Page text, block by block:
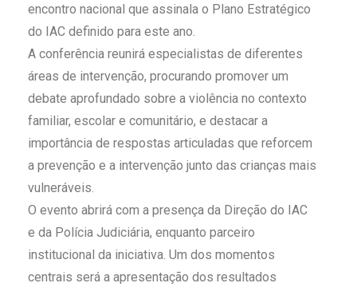
encontro nacional que assinala o Plano Estratégico
do IAC definido para este ano.
A conferência reunirá especialistas de diferentes
áreas de intervenção, procurando promover um
debate aprofundado sobre a violência no contexto
familiar, escolar e comunitário, e destacar a
importância de respostas articuladas que reforcem
a prevenção e a intervenção junto das crianças mais
vulneráveis.
O evento abrirá com a presença da Direção do IAC
e da Polícia Judiciária, enquanto parceiro
institucional da iniciativa. Um dos momentos
centrais será a apresentação dos resultados